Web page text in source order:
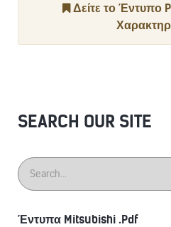
Δείτε το Έντυπο
SEARCH OUR SITE
Έντυπα Mitsubishi .Pdf